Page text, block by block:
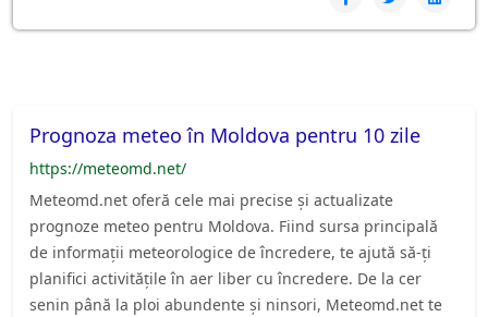
Prognoza meteo în Moldova pentru 10 zile
https://meteomd.net/
Meteomd.net oferă cele mai precise și actualizate
prognoze meteo pentru Moldova. Fiind sursa principală
de informații meteorologice de încredere, te ajută să-ți
planifici activitățile în aer liber cu încredere. De la cer
senin până la ploi abundente și ninsori, Meteomd.net te